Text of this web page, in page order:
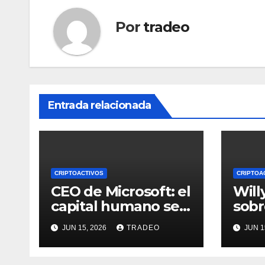
Por tradeo
Entrada relacionada
CRIPTOACTIVOS
CEO de Microsoft: el
capital humano se
vuelve más valioso
a medida que crece
la IA
JUN 15, 2026 TRADEO
deJUN